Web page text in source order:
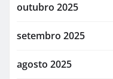
outubro 2025
setembro 2025
agosto 2025